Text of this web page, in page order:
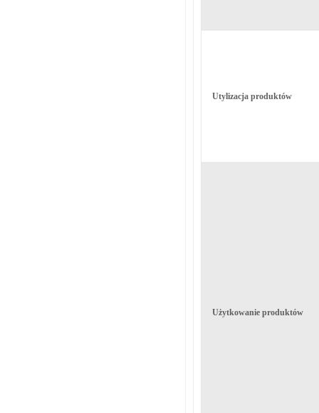
Utylizacja produktów
Użytkowanie produktów